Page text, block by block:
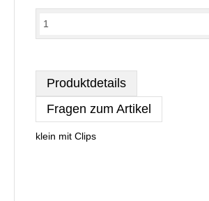
Produktdetails
Fragen zum Artikel
klein mit Clips